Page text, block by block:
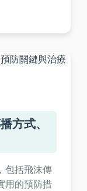
避免誤診
方式、
包括飛沫傳
用的預防措